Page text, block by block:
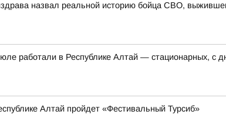
назвал реальной историю бойца СВО,
работали в Республике Алтай — стационарных, с
Алтай пройдет «Фестивальный Турсиб»